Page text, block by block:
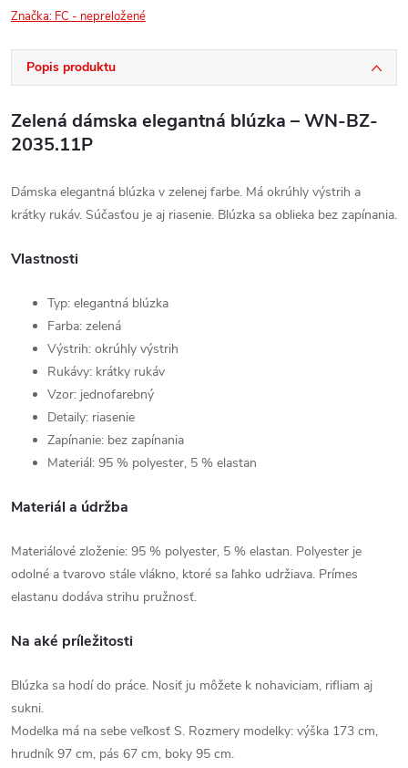
Značka: FC - nepreložené
Popis produktu
Zelená dámska elegantná blúzka – WN-BZ-
2035.11P
Dámska elegantná blúzka v zelenej farbe. Má okrúhly výstrih a
krátky rukáv. Súčasťou je aj riasenie. Blúzka sa oblieka bez zapínania.
Vlastnosti
Typ: elegantná blúzka
Farba: zelená
Výstrih: okrúhly výstrih
Rukávy: krátky rukáv
Vzor: jednofarebný
Detaily: riasenie
Zapínanie: bez zapínania
Materiál: 95 % polyester, 5 % elastan
Materiál a údržba
Materiálové zloženie: 95 % polyester, 5 % elastan. Polyester je
odolné a tvarovo stále vlákno, ktoré sa ľahko udržiava. Prímes
elastanu dodáva strihu pružnosť.
Na aké príležitosti
Blúzka sa hodí do práce. Nosiť ju môžete k nohaviciam, rifliam aj
sukni.
Modelka má na sebe veľkosť S. Rozmery modelky: výška 173 cm,
hrudník 97 cm, pás 67 cm, boky 95 cm.